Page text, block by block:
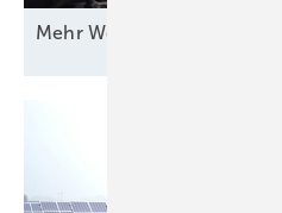
Mehr Wert für